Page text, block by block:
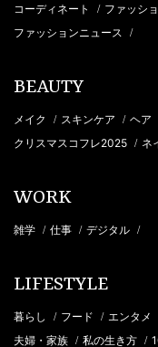
コーディネート / ファッシ
ファッションニュース /
BEAUTY
メイク / スキンケア / ヘア
クリスマスコフレ2025 / ネ
WORK
雑学 / 仕事 / デジタル /
LIFESTYLE
暮らし / フード / エンタメ
夫婦・家族 / 私の生き方 /